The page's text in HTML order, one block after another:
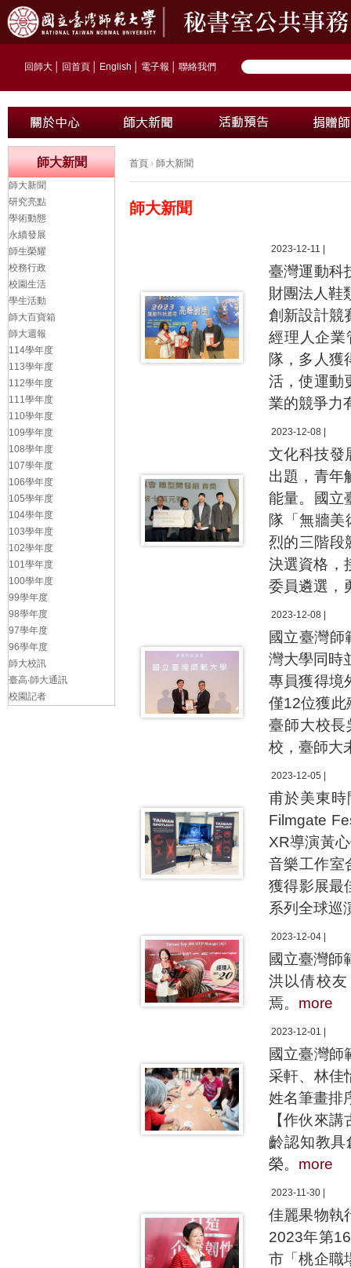
回師大 回首頁 English 電子報 聯絡我們
首頁 › 師大新聞
師大新聞
2023-12-11 |
臺灣運動科
財團法人鞋
創新設計競
經理人企業
隊，多人獲
活，使運動
業的競爭力
2023-12-08 |
文化科技發
出題，青年
能量。國立
隊「無牆
烈的三階段
決選資格，
委員遴選，
2023-12-08 |
國立臺灣
灣大學同時
專員獲得境
僅12位獲此
臺師大校長
校，臺師大
2023-12-05 |
甫於美東
Filmgate
XR導演黃
音樂工作室
獲得影展最
系列全球巡
2023-12-04 |
國立臺灣師
洪以倩校
焉。 more
2023-12-01 |
國立臺灣師
采軒、林佳
姓名筆畫排
【作伙來
齡認知教具
榮。 more
2023-11-30 |
佳麗果物執
2023年第
市「桃企職
師大新聞
師大新聞
研究亮點
學術動態
永續發展
師生榮耀
校務行政
校園生活
學生活動
師大百寶箱
師大週報
114學年度
113學年度
112學年度
111學年度
110學年度
109學年度
108學年度
107學年度
106學年度
105學年度
104學年度
103學年度
102學年度
101學年度
100學年度
99學年度
98學年度
97學年度
96學年度
師大校訊
臺高‧師大通訊
校園記者